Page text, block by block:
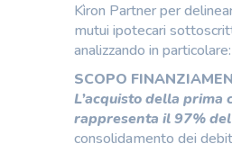
Kìron Partner per
mutui ipotecari
analizzando in particolare:
SCOPO
L’acquisto della prima
rappresenta il 97%
consolidamento dei